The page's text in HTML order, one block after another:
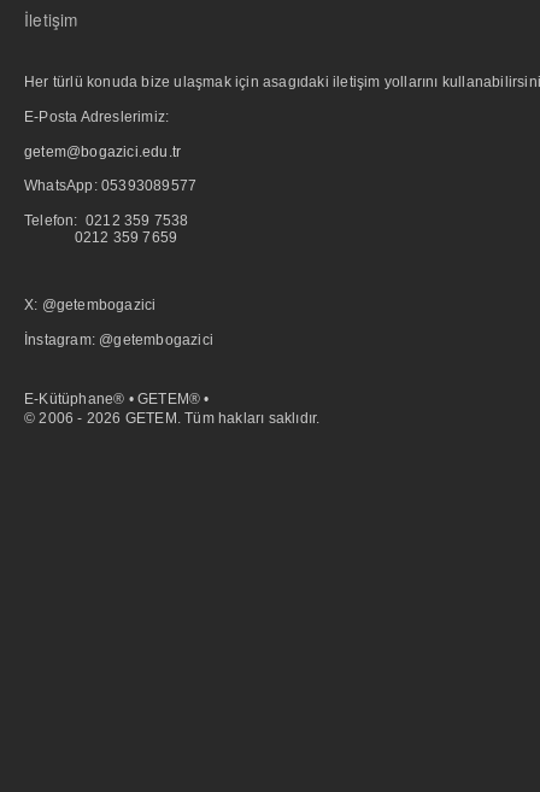
İletişim
Her türlü konuda bize ulaşmak için asagıdaki iletişim yollarını
E-Posta Adreslerimiz:
getem@bogazici.edu.tr
WhatsApp: 05393089577
Telefon: 0212 359 7538
0212 359 7659
X: @getembogazici
İnstagram: @getembogazici
E-Kütüphane® • GETEM® •
© 2006 - 2026 GETEM. Tüm hakları saklıdır.